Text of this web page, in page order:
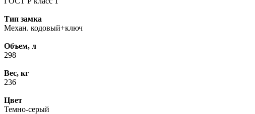
Тип замка
Механ. кодовый+ключ
Объем, л
298
Вес, кг
236
Цвет
Темно-серый